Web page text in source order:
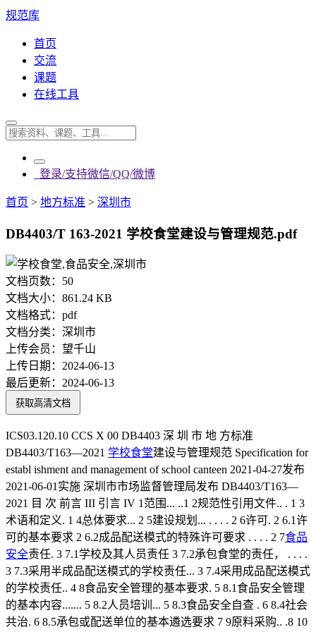
规范库
首页
交流
课题
在线工具
登录/支持微信/QQ/微博
首页 > 地方标准 > 深圳市
DB4403/T 163-2021 学校食堂建设与管理规范.pdf
文档页数： 50
文档大小： 861.24 KB
文档格式： pdf
文档分类： 深圳市
上传会员： 望千山
上传日期： 2024-06-13
最后更新： 2024-06-13
获取高清文档
ICS03.120.10 CCS X 00 DB4403 深 圳 市 地 方标准
DB4403/T163—2021 学校食堂建设与管理规范 Specification for
establ ishment and management of school canteen 2021-04-27发布
2021-06-01实施 深圳市市场监督管理局发布 DB4403/T163—
2021 目 次 前言 III 引言 IV 1范围... ..1 2规范性引用文件.. . 1 3
术语和定义. 1 4总体要求... 2 5建设规划... . . . . 2 6许可. 2 6.1许
可的基本要求 2 6.2成品配送模式的特殊许可要求 . . . . 2 7食品
安全责任. 3 7.1学校及其人员责任 3 7.2承包食堂的责任， . . . .
3 7.3采用半成品配送模式的学校责任... 3 7.4采用成品配送模式
的学校责任.. 4 8食品安全管理的基本要求. 5 8.1食品安全管理
的基本内容....... 5 8.2人员培训... 5 8.3食品安全自查 . 6 8.4社会
共治. 6 8.5承包或配送单位的基本遴选要求 7 9原料采购.. .8 10